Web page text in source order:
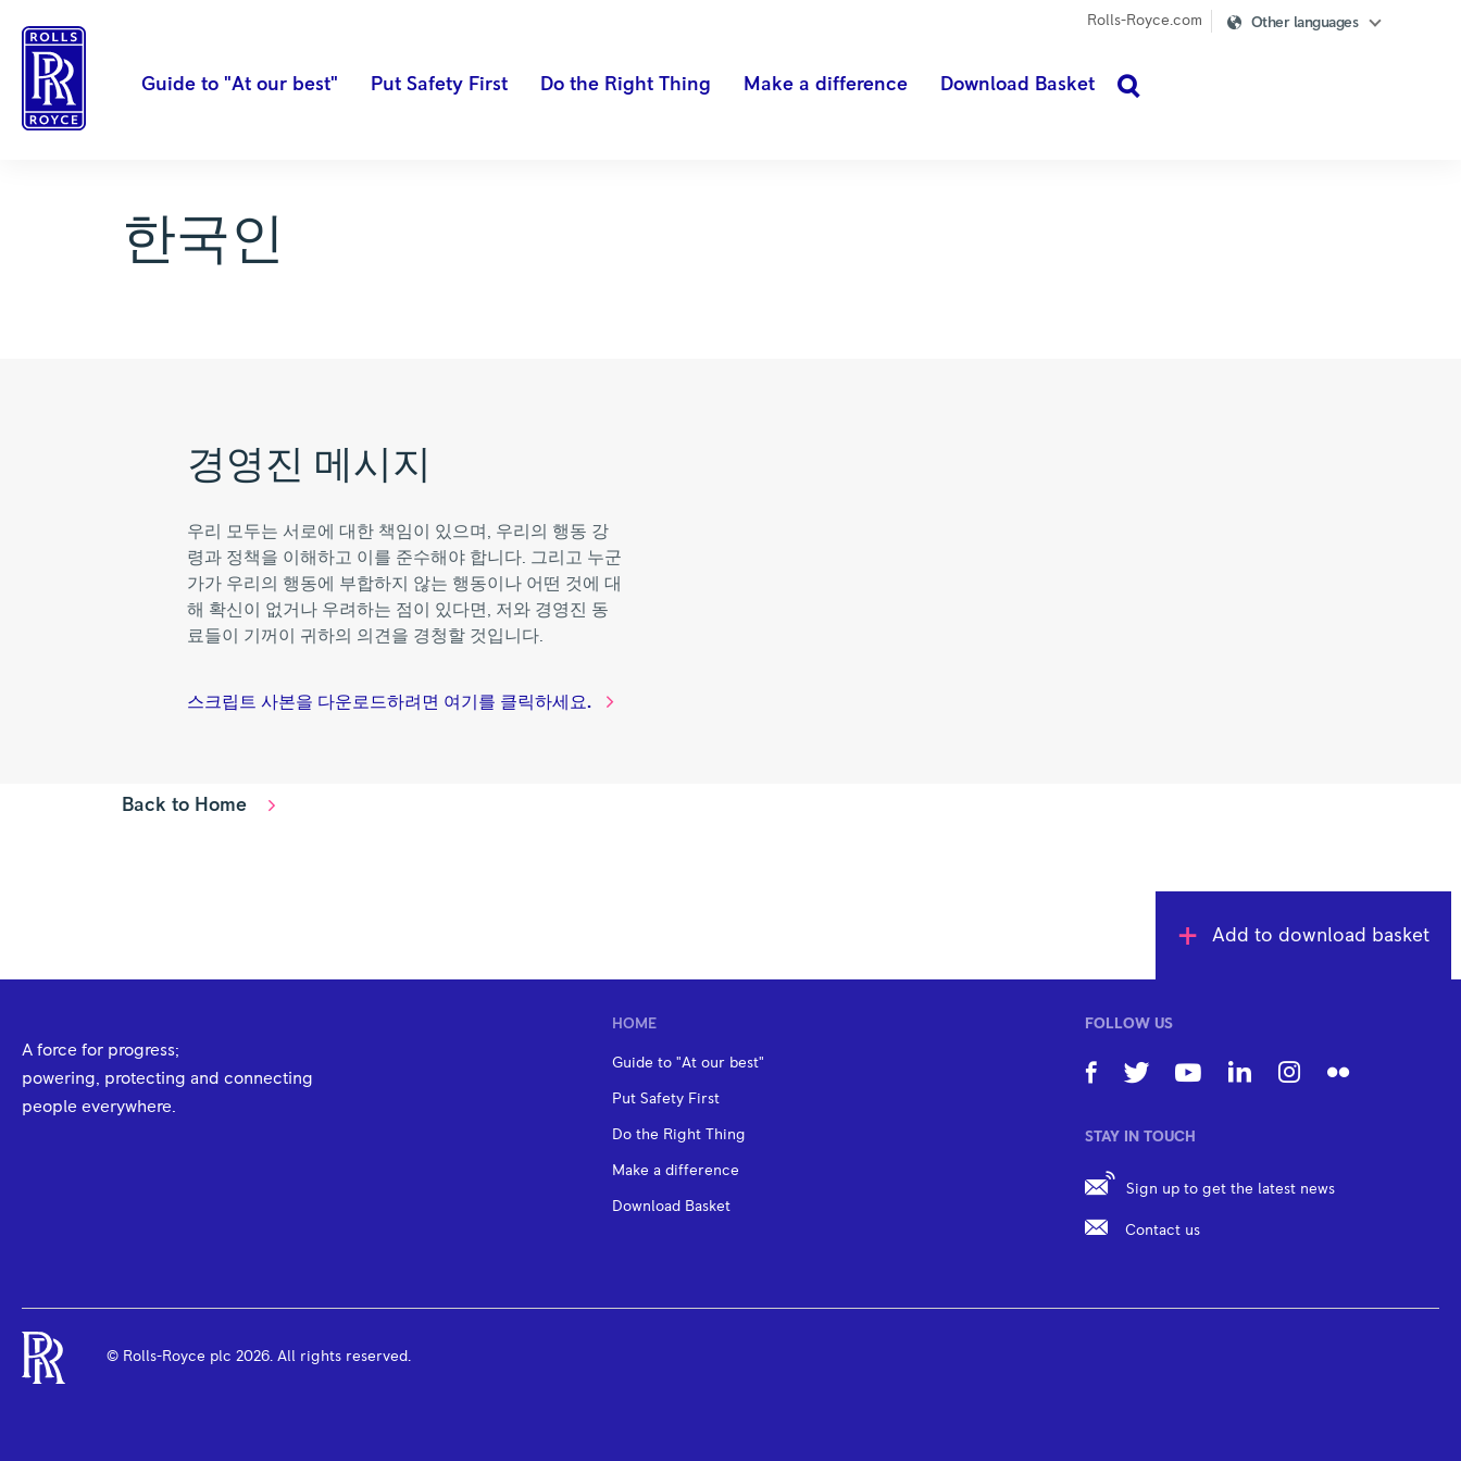
Rolls-Royce.com Other languages
Guide to "At our best" Put Safety First Do the Right Thing Make a difference Download Basket
한국인
경영진 메시지
우리 모두는 서로에 대한 책임이 있으며, 우리의 행동 강
령과 정책을 이해하고 이를 준수해야 합니다. 그리고 누군
가가 우리의 행동에 부합하지 않는 행동이나 어떤 것에 대
해 확신이 없거나 우려하는 점이 있다면, 저와 경영진 동
료들이 기꺼이 귀하의 의견을 경청할 것입니다.
스크립트 사본을 다운로드하려면 여기를 클릭하세요.
Back to Home
Add to download basket
A force for progress;
powering, protecting and connecting
people everywhere.
HOME
Guide to "At our best"
Put Safety First
Do the Right Thing
Make a difference
Download Basket
FOLLOW US
STAY IN TOUCH
Sign up to get the latest news
Contact us
© Rolls-Royce plc 2026. All rights reserved.